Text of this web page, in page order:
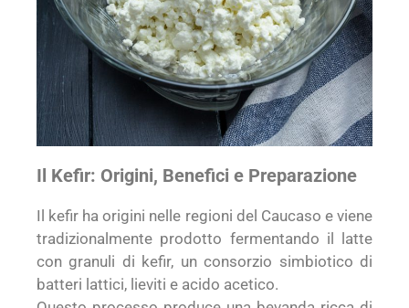
Il Kefir: Origini, Benefici e Preparazione
Il kefir ha origini nelle regioni del Caucaso e viene
tradizionalmente prodotto fermentando il latte
con granuli di kefir, un consorzio simbiotico di
batteri lattici, lieviti e acido acetico.